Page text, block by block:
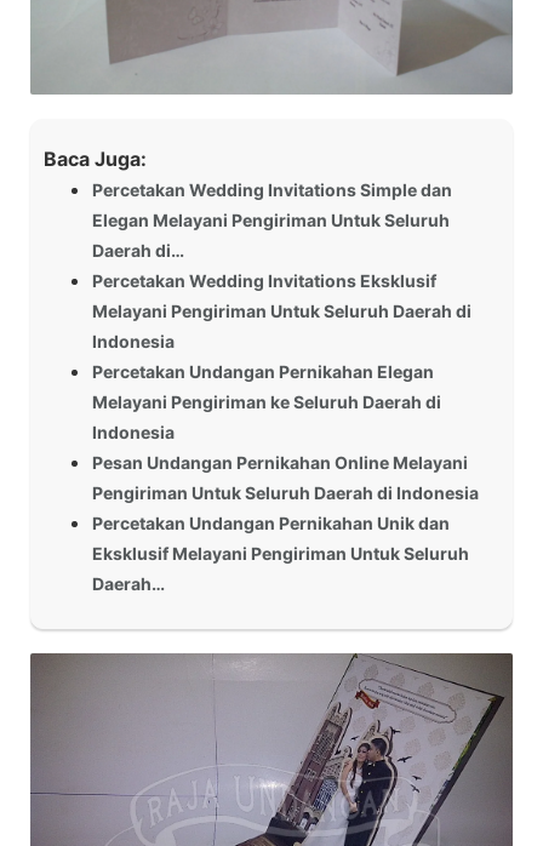
Baca Juga:
Percetakan Wedding Invitations Simple dan
Elegan Melayani Pengiriman Untuk Seluruh
Daerah di…
Percetakan Wedding Invitations Eksklusif
Melayani Pengiriman Untuk Seluruh Daerah di
Indonesia
Percetakan Undangan Pernikahan Elegan
Melayani Pengiriman ke Seluruh Daerah di
Indonesia
Pesan Undangan Pernikahan Online Melayani
Pengiriman Untuk Seluruh Daerah di Indonesia
Percetakan Undangan Pernikahan Unik dan
Eksklusif Melayani Pengiriman Untuk Seluruh
Daerah…